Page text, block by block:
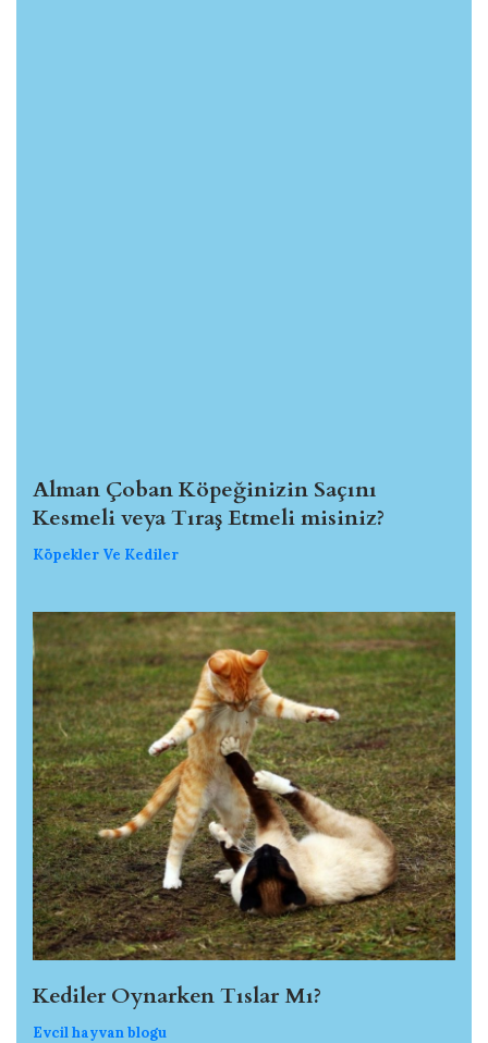
Alman Çoban Köpeğinizin Saçını
Kesmeli veya Tıraş Etmeli misiniz?
Köpekler Ve Kediler
Kediler Oynarken Tıslar Mı?
Evcil hayvan blogu